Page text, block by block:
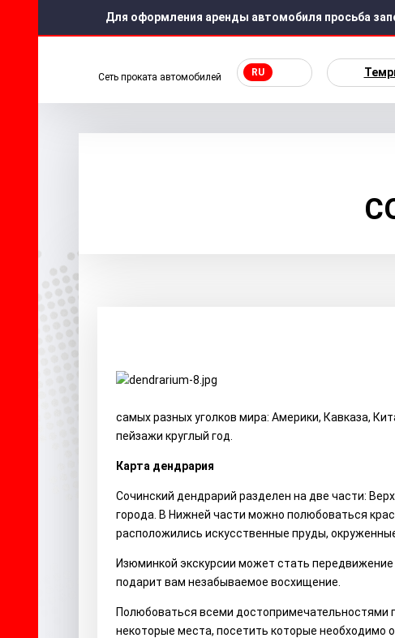
Для оформления аренды автомобиля просьба
Сеть проката автомобилей RU
самых разных уголков мира: Америки, Кавказа,
пейзажи круглый год.
Карта дендрария
Сочинский дендрарий разделен на две части:
города. В Нижней части можно полюбоваться
расположились искусственные пруды,
Изюминкой экскурсии может стать
подарит вам незабываемое восхищение.
Полюбоваться всеми достопримечательностями
некоторые места, посетить которые необходимо